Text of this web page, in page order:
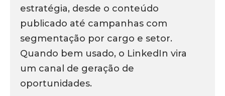
estratégia, desde o conteúdo
publicado até campanhas com
segmentação por cargo e setor.
Quando bem usado, o LinkedIn vira
um canal de geração de
oportunidades.